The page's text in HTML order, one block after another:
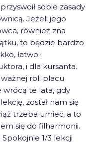
sobie zasady
Jeżeli jego
również zna
to będzie bardzo
łatwo i
i dla kursanta.
roli placu
wrócą te lata, gdy
został nam się
trzeba umieć, a to
się do filharmonii.
1/3 lekcji